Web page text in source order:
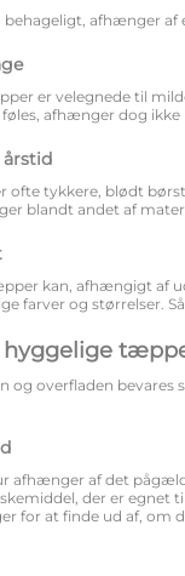
afhænger
er velegnede til
afhænger dog
ofte tykkere, blødt
blandt andet af
kan, afhængigt af
farver og størrelser.
hyggelige
og overfladen
afhænger af det
der er egnet
for at finde ud af,